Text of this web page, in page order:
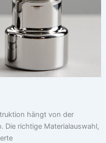
hängt von der
Die richtige Materialauswahl,